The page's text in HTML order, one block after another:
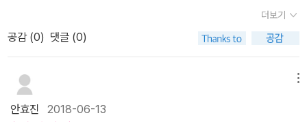
참 많이들더라구요 물론 우리때와는 달리 수업방식이 많이 바뀌었다
고는 하나 아직도 깊이있게 토론하고 주제를 탐구하는 시간들은 역시
1장 인간과 행복을 읽고 만나게 되는데요 다시한번 꺼내서 읽어보게
되라구요 개인의 행복을 위해 토론해보고 우리삶의 질을 높일 수 있
복을 외부 조건에서혹은 다른 사람들과 비교를 통해 찾으려는 경향을
보입니다. 나는 무엇을 추구하며 어떻게 살아가고 있나요? 행복의
조건, 질 높은 정주환경, 민주주의 적정한 경제수준, 도덕적 삶과 성찰
행복한 삶을 살기 위해 필요한 조건들입니다. '돈이 행복에 영향을 미
칠까?'라는 논의에서 더 나아가 조금 다른생각을 해봅시다. 자신을 위
해 돈을 쓰는 것과 다른 사람을 위해 돈을 쓰는경우 행복감이 다를까
렇게만 살지 않지만,어느 순간엔 '다른 사람들은 모두 행복한데나만
그렇지 않은 것 같다'고 느낀다면 우울할것이다. 이처럼 행복은 개인
기' 자연은 인간의 필요를 위한 도구인가?인간 또한 생태계의 일부일
뿐인가? 어느 관점에서 바라보느냐에 따라인간 중심주의 혹은 생태
청소년들이 사회 속에서 건강하고 주체적인 개인이자 구성원으로 성
장하기 위한올바른 관점을 기르는 데 초점을 맞추어그 일환으로 통계
와 다양한 이슈를 활용하여우리를 둘러싼 사회문화 현상들을 다각도
로 분석하는 작업들을 진행해 온 저자.그리고 바로 이 책에서 그것을
고스란히 전해 읽을수 있었다.​인문학적 사고력문제해결력바로 나와
우리의 삶을 이해하는 교실 너머 교양을 만난다.거기에 지금의 우리
더보기
공감 (0) 댓글 (0)
안효진 2018-06-13